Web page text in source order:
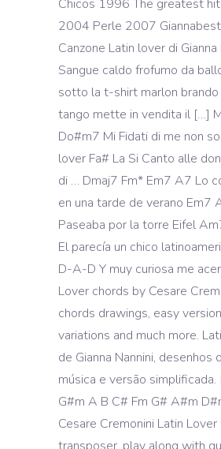
Chicos 1996 The greatest
2004 Perle 2007
Canzone Latin lover di Gianna
Sangue caldo frofumo da
sotto la t-shirt marlon
tango mette in vendita il […]
Do#m7 Mi Fidati di me non
lover Fa# La Si Canto alle
di … Dmaj7 Fm* Em7 A7 Lo
en una tarde de verano Em7
Paseaba por la torre Eifel
El parecía un chico
D-A-D Y muy curiosa me
Lover chords by Cesare
chords drawings, easy
variations and much more.
de Gianna Nannini, desenhos
música e versão simplificada.
G#m A B C# Fm G# A#m
Cesare Cremonini Latin